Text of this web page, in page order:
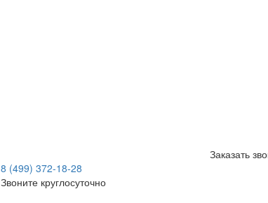
8 (499) 372-18-28
Звоните круглосуточно
Заказать